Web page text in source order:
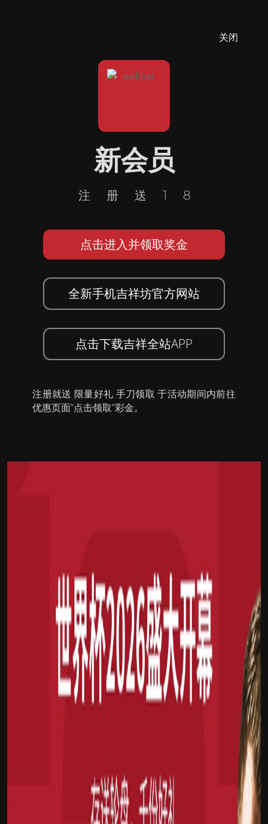
关闭
新会员
注册送18
点击进入并领取奖金
全新手机吉祥坊官方网站
点击下载吉祥全站APP
注册就送 限量好礼 手刀领取 于活动期间内前往
优惠页面”点击领取”彩金。